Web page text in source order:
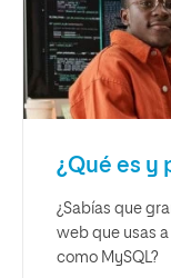
¿Qué es y
¿Sabías que
web que usas
como MySQL?